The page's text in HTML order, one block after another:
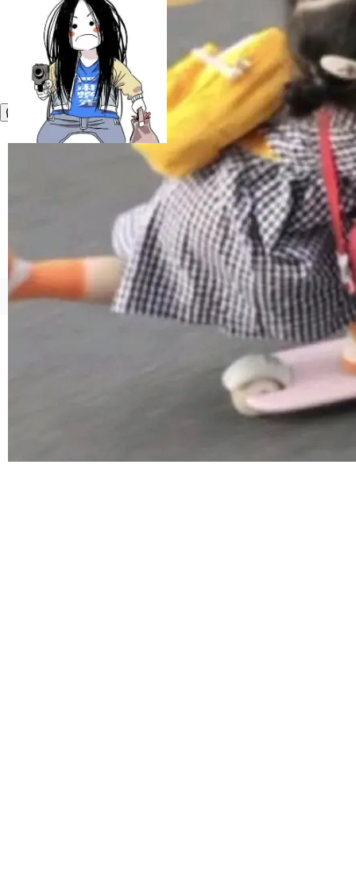
pedia 于去年底上线，定位为由人工智能生成内
容的百科平台，被马斯克视为传统众包百科网站
维基百科的替代方案。Lawfare 调查发现，无论
热门页面还是低关注度页面，均未出现近期更
新，相关问题并非局限于特定领域，而是在不同
主题和访问量页面中普遍存在。 调查人员最初认
为，Grokipedia可能只是限...
eloadableResourceBundleMessageSource、
声明 LocaleResolver、注册 LocaleChangeInt
erceptor…五六步之后才能看到第一行翻译文
本。 Solon 换了个方式。整个 i18n 模块围绕三
个解析器、一个注解、一个工具类展开——没有
XML、没有拦截器注册、没有样板配置。 资源
文件的约定 把文件放到 resources/i18n/ 下： r
esources/i18n/messages.properties ...
©OSCHINA(OSChina.NET) 京ICP备2025119063号